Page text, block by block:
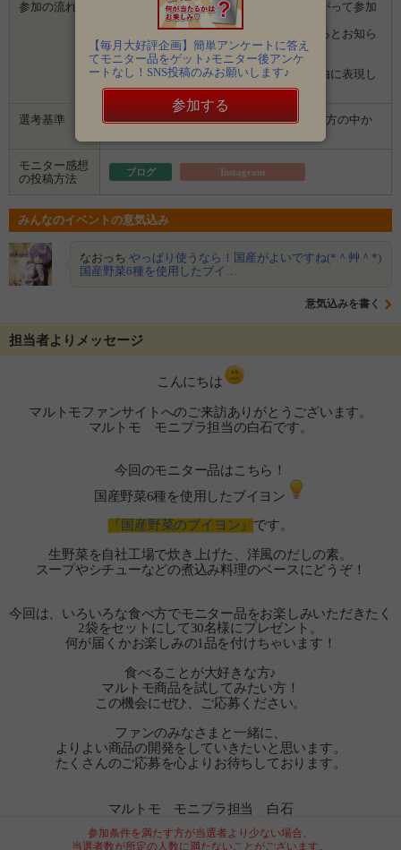
参加の流れ
１．「参加する」ボタンから画面にしたがって参加
２．募集期間の終了後、企業から選ばれるとお知ら
せがあります。
３．企業から商品などが届きます。
４．試していただいた感想や口コミを自由に表現し
て投稿してください。
選考基準
■募集時のアンケートにお答えいただいた方の中か
モニター感想
の投稿方法
ブログ Instagram
みんなのイベントの意気込み
なおっち やっぱり使うなら！国産がよいですね(*＾艸＾*)
国産野菜6種を使用したブイ…
意気込みを書く
担当者よりメッセージ
こんにちは
マルトモファンサイトへのご来訪ありがとうございます。
マルトモ モニプラ担当の白石です。
今回のモニター品はこちら！
国産野菜6種を使用したブイヨン
「 国産野菜のブイヨン 」 です。
生野菜を自社工場で炊き上げた、洋風のだしの素。
スープやシチューなどの煮込み料理のベースにどうぞ！
今回は、いろいろな食べ方でモニター品をお楽しみいただきたく
2袋をセットにして30名様にプレゼント。
何が届くかお楽しみの1品を付けちゃいます！
食べることが大好きな方♪
マルトモ商品を試してみたい方！
この機会にぜひ、ご応募ください。
ファンのみなさまと一緒に、
よりよい商品の開発をしていきたいと思います。
たくさんのご応募を心よりお待ちしております。
マルトモ モニプラ担当 白石
参加条件を満たす方が当選者より少ない場合、
当選者数が所定の人数に満たないことがございます。
【毎月大好評企画】簡単アンケートに答え
てモニター品をゲット♪モニター後アンケ
ートなし！SNS投稿のみお願いします♪
参加する